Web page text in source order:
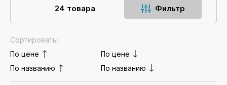
24 товара Фильтр
Сортировать:
По цене
По цене
По названию
По названию